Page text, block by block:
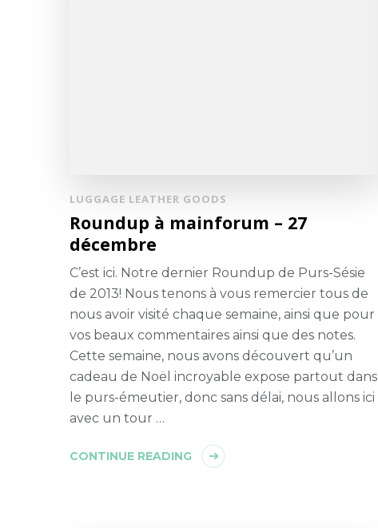
LUGGAGE LEATHER GOODS
Roundup à mainforum – 27
décembre
C’est ici. Notre dernier Roundup de Purs-Sésie
de 2013! Nous tenons à vous remercier tous de
nous avoir visité chaque semaine, ainsi que pour
vos beaux commentaires ainsi que des notes.
Cette semaine, nous avons découvert qu’un
cadeau de Noël incroyable expose partout dans
le purs-émeutier, donc sans délai, nous allons ici
avec un tour …
CONTINUE READING